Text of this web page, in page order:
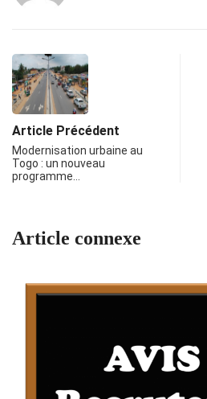
Article Précédent
Modernisation urbaine au
Togo : un nouveau
programme…
Article connexe